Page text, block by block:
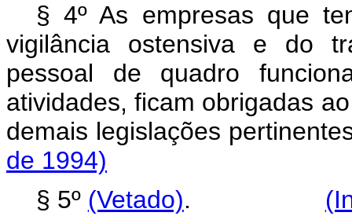
§ 4º As empresas que
vigilância ostensiva e do
pessoal de quadro
atividades, ficam obrigadas
demais legislações
de 1994)
§ 5º (Vetado).